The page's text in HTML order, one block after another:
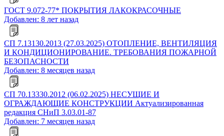
ГОСТ 9.072-77* ПОКРЫТИЯ ЛАКОКРАСОЧНЫЕ
Добавлен: 8 лет назад
СП 7.13130.2013 (27.03.2025) ОТОПЛЕНИЕ, ВЕНТИЛЯЦИЯ
И КОНДИЦИОНИРОВАНИЕ. ТРЕБОВАНИЯ ПОЖАРНОЙ
БЕЗОПАСНОСТИ
Добавлен: 8 месяцев назад
СП 70.13330.2012 (06.02.2025) НЕСУЩИЕ И
ОГРАЖДАЮЩИЕ КОНСТРУКЦИИ Актуализированная
редакция СНиП 3.03.01-87
Добавлен: 7 месяцев назад